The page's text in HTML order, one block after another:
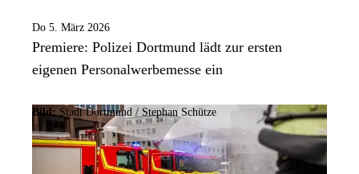
Do 5. März 2026
Premiere: Polizei Dortmund lädt zur ersten
eigenen Personalwerbemesse ein
Bild:Stadt Dortmund / Stephan Schütze